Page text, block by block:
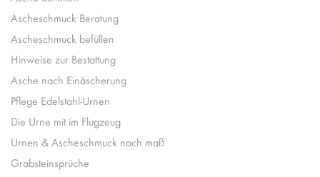
Ascheschmuck Beratung
Ascheschmuck befüllen
Hinweise zur Bestattung
Asche nach Einäscherung
Pflege Edelstahl-Urnen
Die Urne mit im Flugzeug
Urnen & Ascheschmuck nach maß
Grabsteinsprüche